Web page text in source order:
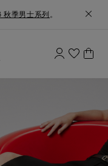
秋季男士系列 。